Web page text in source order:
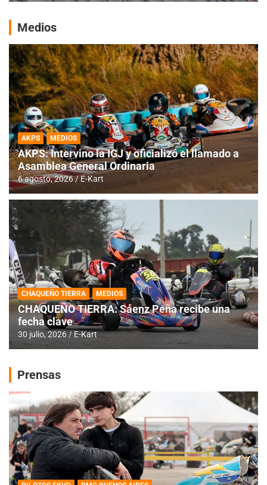
Medios
AKPS MEDIOS
AKPS: Intervino la IGJ y oficializó el llamado a
Asamblea General Ordinaria
6 agosto, 2026 E-Kart
CHAQUEÑO TIERRA MEDIOS
CHAQUEÑO TIERRA: Sáenz Peña recibe una
fecha clave
30 julio, 2026 E-Kart
Prensas